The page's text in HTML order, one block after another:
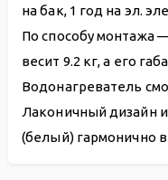
на бак, 1 год на эл.
По способу монтажа
весит 9.2 кг, а его
Водонагреватель
Лаконичный дизайн
(белый) гармонично